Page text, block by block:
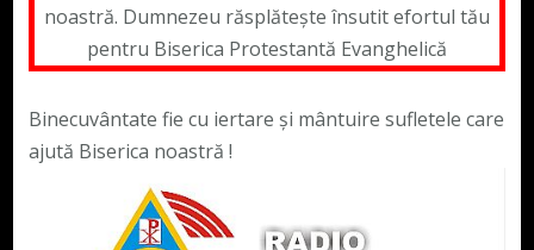
noastră. Dumnezeu răsplătește însutit efortul tău
pentru Biserica Protestantă Evanghelică
Binecuvântate fie cu iertare și mântuire sufletele care
ajută Biserica noastră !